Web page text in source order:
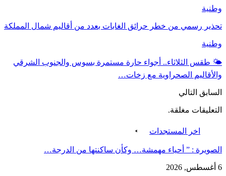
وطنية
تحذير رسمي من خطر حرائق الغابات بعدد من أقاليم شمال المملكة
وطنية
🌤️ طقس الثلاثاء.. أجواء حارة مستمرة بسوس والجنوب الشرقي
والأقاليم الصحراوية مع زخات…
السابق التالي
التعليقات مغلقة.
اخر المستجدات
الصويرة : ” أحياء مهمشة… وكأن ساكنتها من الدرجة…
6 أغسطس, 2026